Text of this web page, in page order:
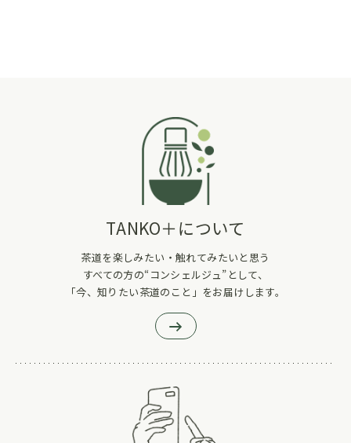
TANKO＋について
茶道を楽しみたい・触れてみたいと思う
すべての方の“コンシェルジュ”として、
「今、知りたい茶道のこと」をお届けします。